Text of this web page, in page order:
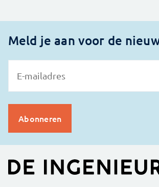
Meld je aan voor de